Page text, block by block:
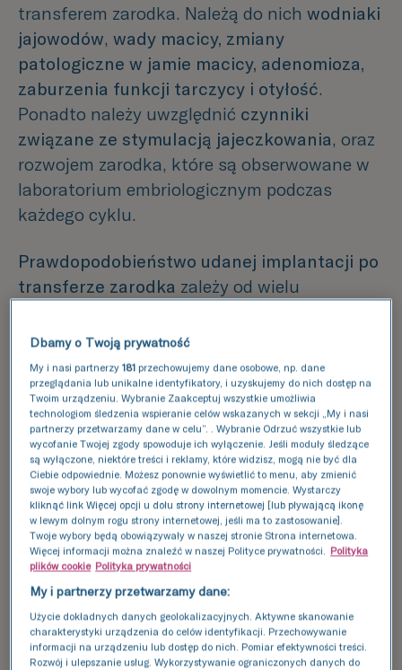
transferem zarodka. Należą do nich wodniaki
jajowodów, wady macicy, zmiany
patologiczne w jamie macicy, adenomioza,
zaburzenia funkcji tarczycy i otyłość.
Ponadto należy uwzględnić czynniki
związane ze stymulacją jajeczkowania, oraz
rozwojem zarodka, które są obserwowane w
laboratorium embriologicznym podczas
każdego cyklu.
Prawdopodobieństwo udanej implantacji po
transferze zarodka zależy od wielu
kobietą, takich jak wiek, poziomy hormonów,
stan endometrium i macicy oraz istniejące
choroby, czynników związanych z zarodkiem,
takich jaktempo podziału zarodka,
prawidłowy materiał genetyczny zarodka,
odczynników męskich, takich jak
zaburzenia genetyczne i prawidłowość
materiału genetycznego zawartego w
plemnikach, oraz czynników zewnętrznych,
takich jak wydajność laboratorium
embriologicznego i kliniki, czy procedury
wewnętrzne związane z przygotowaniem i
wykonaniem transferu zarodka.
Dbamy o Twoją prywatność
My i nasi partnerzy181 przechowujemy dane osobowe, np. dane
przeglądania lub unikalne identyfikatory, i uzyskujemy do nich dostęp na
Twoim urządzeniu. Wybranie Zaakceptuj wszystkie umożliwia
technologiom śledzenia wspieranie celów wskazanych w sekcji „My i nasi
partnerzy przetwarzamy dane w celu”. . Wybranie Odrzuć wszystkie lub
wycofanie Twojej zgody spowoduje ich wyłączenie. Jeśli moduły śledzące
są wyłączone, niektóre treści i reklamy, które widzisz, mogą nie być dla
Ciebie odpowiednie. Możesz ponownie wyświetlić to menu, aby zmienić
swoje wybory lub wycofać zgodę w dowolnym momencie. Wystarczy
kliknąć link Więcej opcji u dołu strony internetowej [lub pływającą ikonę
w lewym dolnym rogu strony internetowej, jeśli ma to zastosowanie].
Twoje wybory będą obowiązywały w naszej stronie Strona internetowa.
Więcej informacji można znaleźć w naszej Polityce prywatności. Polityka
plików cookie Polityka prywatności
My i partnerzy przetwarzamy dane:
Użycie dokładnych danych geolokalizacyjnych. Aktywne skanowanie
charakterystyki urządzenia do celów identyfikacji. Przechowywanie
informacji na urządzeniu lub dostęp do nich. Pomiar efektywności treści.
Rozwój i ulepszanie usług. Wykorzystywanie ograniczonych danych do